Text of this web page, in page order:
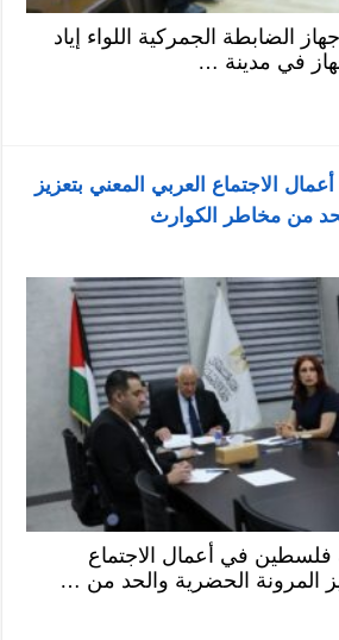
الضابطة الجمركية اللواء إياد
في مدينة …
الاجتماع العربي المعني بتعزيز
من مخاطر الكوارث
في أعمال الاجتماع
المرونة الحضرية والحد من …